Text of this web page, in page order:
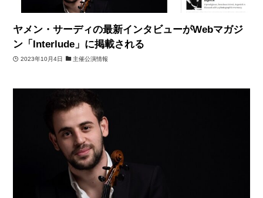
ヤメン・サーディの最新インタビューがWebマガジ
ン「Interlude」に掲載される
2023年10月4日 主催公演情報